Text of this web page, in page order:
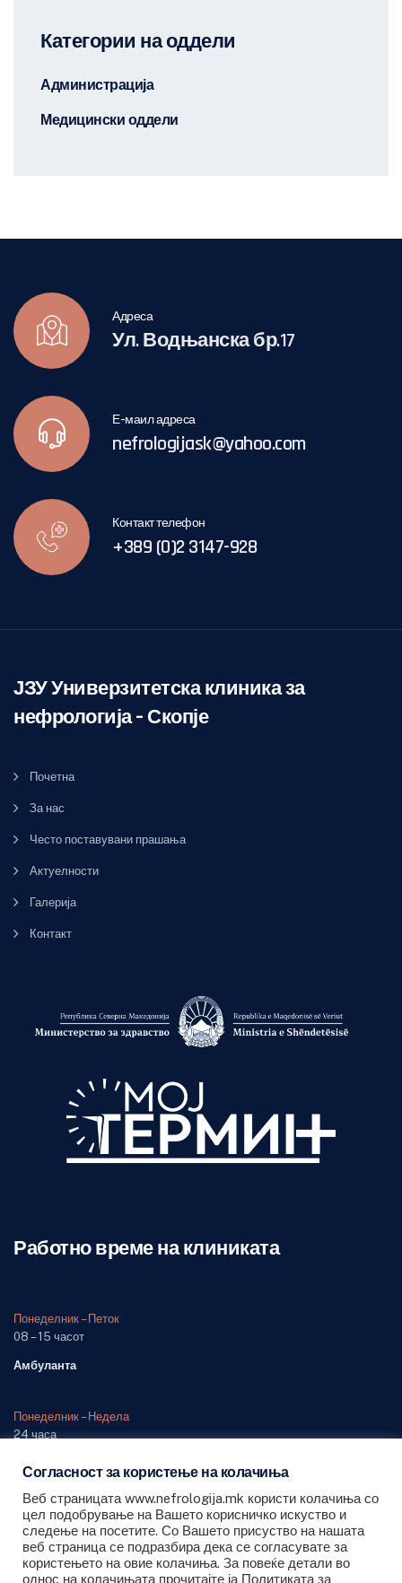
Категории на оддели
Администрација
Медицински оддели
Адреса
Ул. Водњанска бр.17
Е-маил адреса
nefrologijask@yahoo.com
Контакт телефон
+389 (0)2 3147-928
ЈЗУ Универзитетска клиника за
нефрологија – Скопје
Почетна
За нас
Често поставувани прашања
Актуелности
Галерија
Контакт
Работно време на клиниката
Понеделник – Петок
08 – 15 часот
Амбуланта
Понеделник – Недела
24 часа
Одделение (дежурна служба)
Сите права се задржани © 2026 ЈЗУ Универзитетска клиника за
Согласност за користење на колачиња
Веб страницата www.nefrologija.mk користи колачиња со
цел подобрување на Вашето корисничко искуство и
следење на посетите. Со Вашето присуство на нашата
веб страница се подразбира дека се согласувате за
користењето на овие колачиња. За повеќе детали во
однос на колачињата прочитајте ја Политиката за